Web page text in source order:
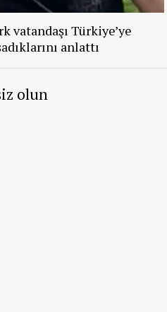
vatandaşı Türkiye’ye
anlattı
olun